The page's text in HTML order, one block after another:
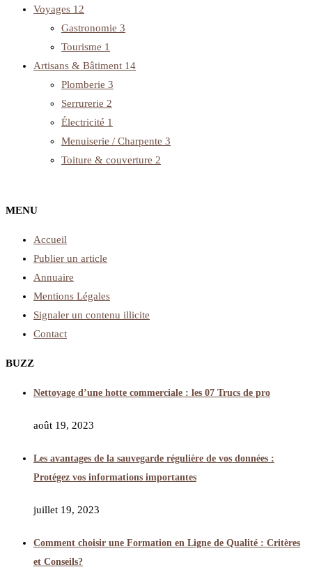
Voyages 12
Gastronomie 3
Tourisme 1
Artisans & Bâtiment 14
Plomberie 3
Serrurerie 2
Électricité 1
Menuiserie / Charpente 3
Toiture & couverture 2
MENU
Accueil
Publier un article
Annuaire
Mentions Légales
Signaler un contenu illicite
Contact
BUZZ
Nettoyage d’une hotte commerciale : les 07 Trucs de pro
août 19, 2023
Les avantages de la sauvegarde régulière de vos données :
Protégez vos informations importantes
juillet 19, 2023
Comment choisir une Formation en Ligne de Qualité : Critères
et Conseils?